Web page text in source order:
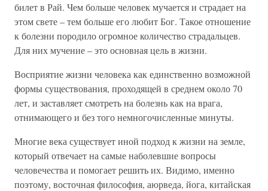
билет в Рай. Чем больше человек мучается и страдает на
этом свете – тем больше его любит Бог. Такое отношение
к болезни породило огромное количество страдальцев.
Для них мучение – это основная цель в жизни.
Восприятие жизни человека как единственно возможной
формы существования, проходящей в среднем около 70
лет, и заставляет смотреть на болезнь как на врага,
отнимающего и без того немногочисленные минуты.
Многие века существует иной подход к жизни на земле,
который отвечает на самые наболевшие вопросы
человечества и помогает решить их. Видимо, именно
поэтому, восточная философия, аюрведа, йога, китайская